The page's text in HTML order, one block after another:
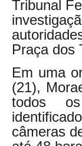
Tribunal
Praça dos
Em uma
(21),
todos
câmeras